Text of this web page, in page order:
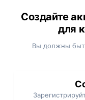
Создайте
для
Вы должны